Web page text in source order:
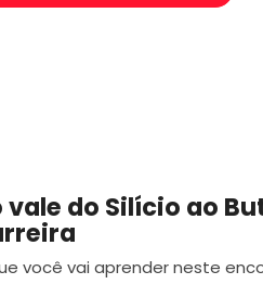
vale do Silício ao
você vai aprender neste